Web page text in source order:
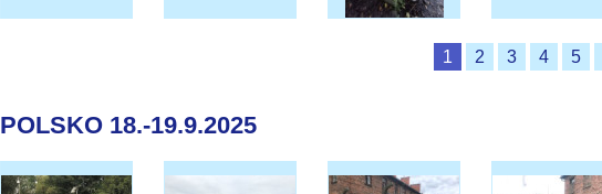
1 2 3 4 5
POLSKO 18.-19.9.2025